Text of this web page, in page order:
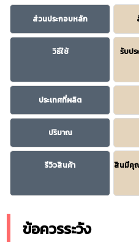
ส่วนประกอบหลัก
วิธีใช้
รับปร
ประเทศที่ผลิต
ปริมาณ
รีวิวสินค้า
สินมีคุณ
ข้อควรระวัง